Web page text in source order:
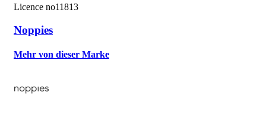
Licence no11813
Noppies
Mehr von dieser Marke